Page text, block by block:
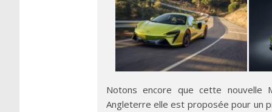
Notons encore que cette nouvelle
Angleterre elle est proposée pour un